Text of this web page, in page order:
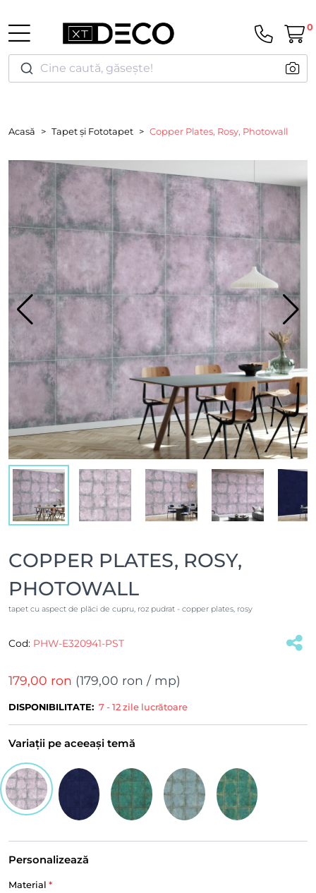
Cine caută, găsește!
0
Acasă Tapet și Fototapet Copper Plates, Rosy, Photowall
COPPER PLATES, ROSY,
PHOTOWALL
tapet cu aspect de plăci de cupru, roz pudrat - copper plates, rosy
Cod: PHW-E320941-PST
179,00 ron (179,00 ron / mp)
DISPONIBILITATE: 7 - 12 zile lucrătoare
Variații pe aceeași temă
Personalizează
Material *